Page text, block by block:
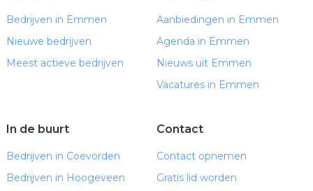
Bedrijven in Emmen
Nieuwe bedrijven
Meest actieve bedrijven
Aanbiedingen in Emmen
Agenda in Emmen
Nieuws uit Emmen
Vacatures in Emmen
In de buurt
Bedrijven in Coevorden
Bedrijven in Hoogeveen
Contact
Contact opnemen
Gratis lid worden